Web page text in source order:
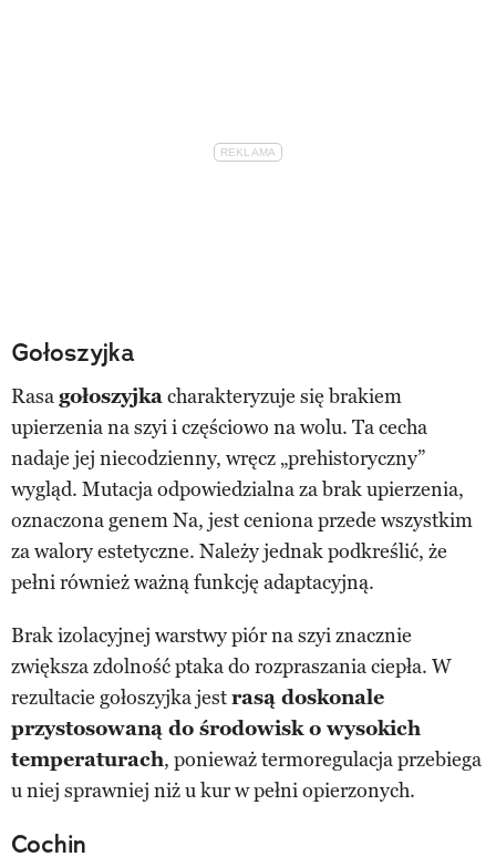
Gołoszyjka
Rasagołoszyjkacharakteryzuje się brakiem
upierzenia na szyi i częściowo na wolu. Ta cecha
nadaje jej niecodzienny, wręcz „prehistoryczny”
wygląd. Mutacja odpowiedzialna za brak upierzenia,
oznaczona genem Na, jest ceniona przede wszystkim
za walory estetyczne. Należy jednak podkreślić, że
pełni również ważną funkcję adaptacyjną.
Brak izolacyjnej warstwy piór na szyi znacznie
zwiększa zdolność ptaka do rozpraszania ciepła. W
rezultacie gołoszyjka jestrasą doskonale
przystosowaną do środowisk o wysokich
temperaturach, ponieważ termoregulacja przebiega
u niej sprawniej niż u kur w pełni opierzonych.
Cochin